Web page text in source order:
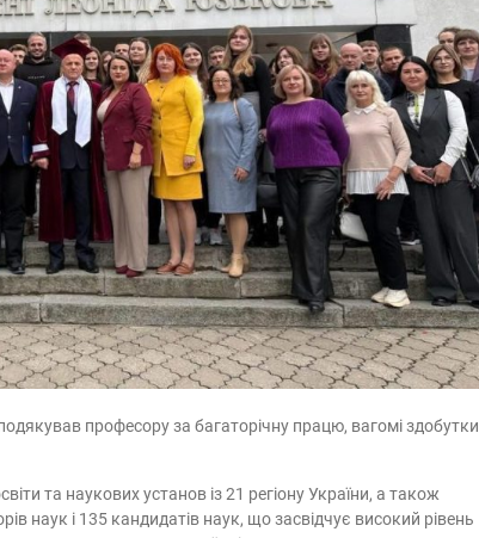
професору за багаторічну працю, вагомі здобутки
та наукових установ із 21 регіону України, а також
наук і 135 кандидатів наук, що засвідчує високий рівень